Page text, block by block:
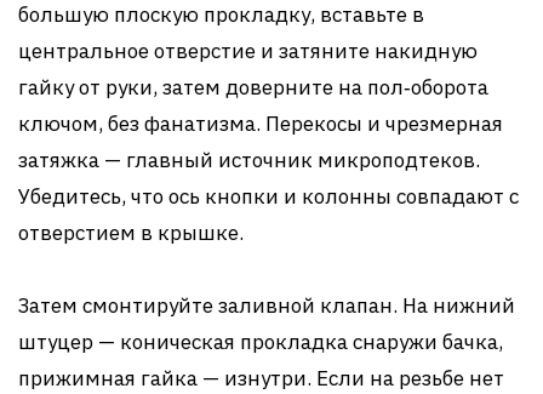
большую плоскую прокладку, вставьте в
центральное отверстие и затяните накидную
гайку от руки, затем доверните на пол‑оборота
ключом, без фанатизма. Перекосы и чрезмерная
затяжка — главный источник микроподтеков.
Убедитесь, что ось кнопки и колонны совпадают с
отверстием в крышке.
Затем смонтируйте заливной клапан. На нижний
штуцер — коническая прокладка снаружи бачка,
прижимная гайка — изнутри. Если на резьбе нет